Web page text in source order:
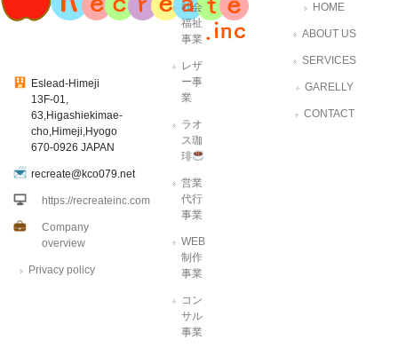
Eslead-Himeji
13F-01,
63,Higashiekimae-
cho,Himeji,Hyogo
670-0926 JAPAN
recreate@kco079.net
https://recreateinc.com
Company
overview
Privacy policy
社会
福祉
事業
レザ
ー事
業
ラオ
ス珈
琲
営業
代行
事業
WEB
制作
事業
コン
サル
事業
HOME
ABOUT US
SERVICES
GARELLY
CONTACT